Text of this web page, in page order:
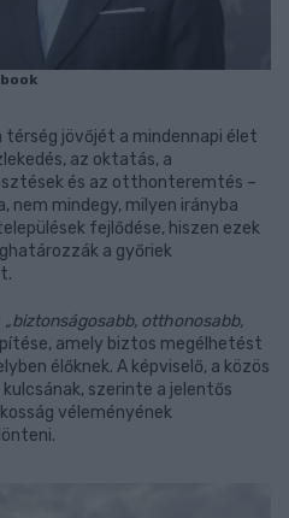
térség jövőjét a mindennapi élet
az oktatás, a
és az otthonteremtés –
nem mindegy, milyen irányba
fejlődése, hiszen ezek
a győriek
„biztonságosabb, otthonosabb,
amely biztos megélhetést
élőknek. A képviselő, a közös
szerinte a jelentős
véleményének